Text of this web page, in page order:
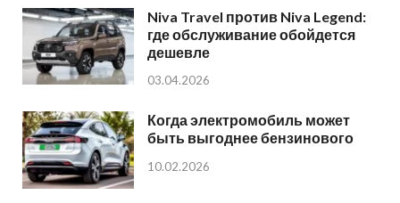
Niva Travel против Niva Legend:
где обслуживание обойдется
дешевле
03.04.2026
Когда электромобиль может
быть выгоднее бензинового
10.02.2026